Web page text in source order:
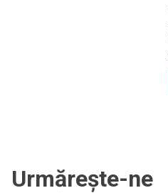
Urmărește-ne